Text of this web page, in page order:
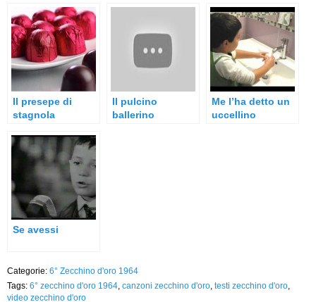
Il presepe di
stagnola
Il pulcino
ballerino
Me l’ha detto un
uccellino
Se avessi
Categorie: 6° Zecchino d'oro 1964
Tags: 6° zecchino d'oro 1964 canzoni zecchino d'oro testi zecchino d'oro
video zecchino d'oro